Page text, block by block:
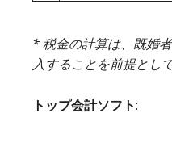
* 税金の計算は、既婚
入することを前提とし
トップ会計ソフト: